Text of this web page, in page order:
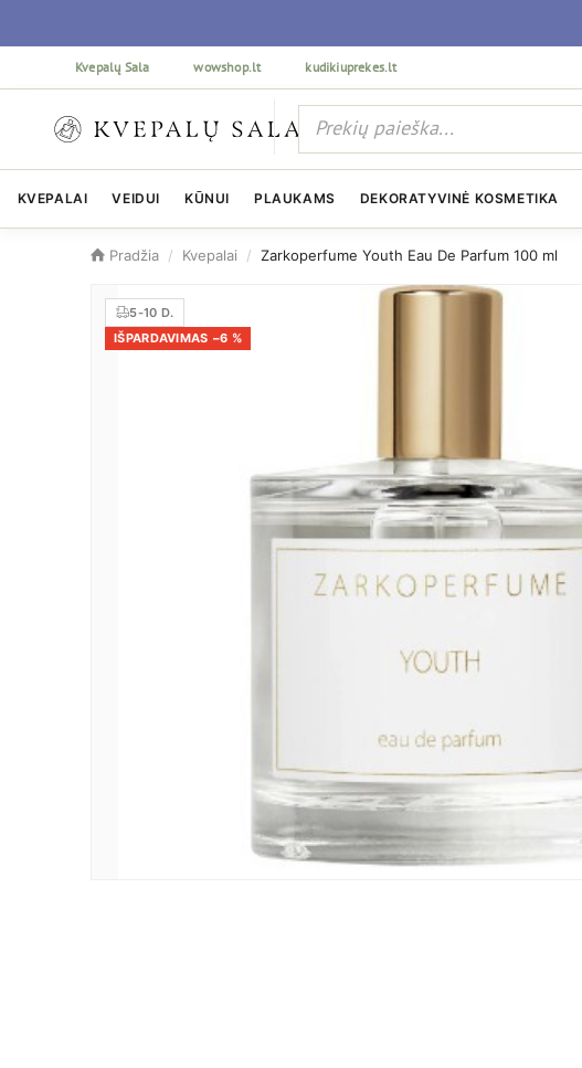
Kvepalų Sala wowshop.lt kudikiuprekes.lt
KVEPALAI VEIDUI KŪNUI PLAUKAMS DEKORATYVINĖ KOSMETIKA
Pradžia / Kvepalai / Zarkoperfume Youth Eau De Parfum 100 ml
5-10 D.
IŠPARDAVIMAS −6 %